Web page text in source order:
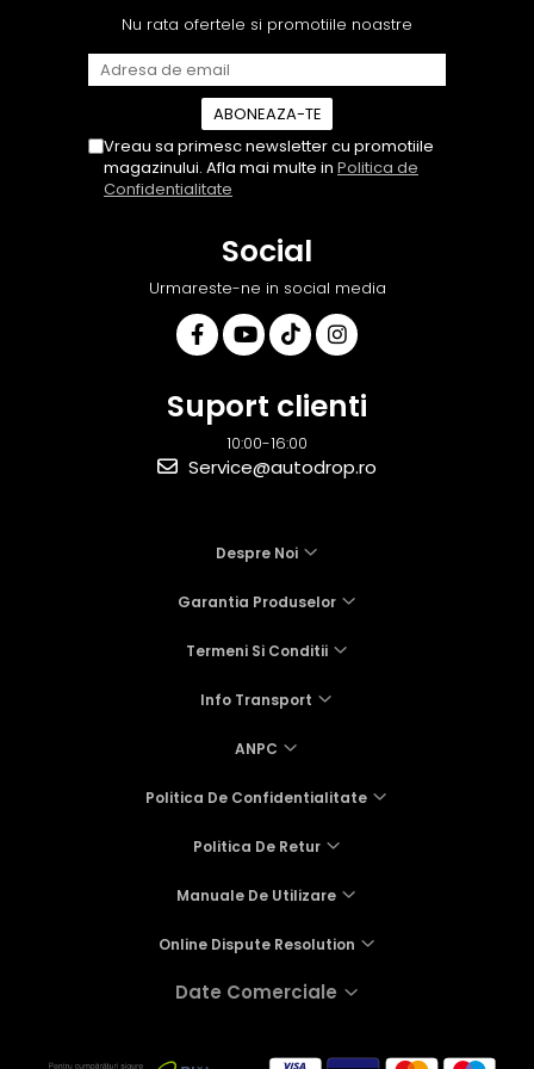
Nu rata ofertele si promotiile noastre
Vreau sa primesc newsletter cu promotiile
magazinului. Afla mai multe in Politica de
Confidentialitate
Social
Urmareste-ne in social media
Suport clienti
10:00-16:00
Service@autodrop.ro
Despre Noi
Garantia Produselor
Termeni Si Conditii
Info Transport
ANPC
Politica De Confidentialitate
Politica De Retur
Manuale De Utilizare
Online Dispute Resolution
Date Comerciale